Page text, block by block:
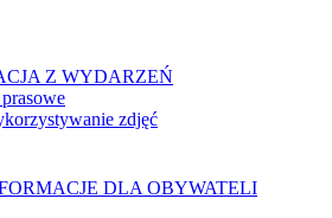
Z WYDARZEŃ
zdjęć
DLA OBYWATELI